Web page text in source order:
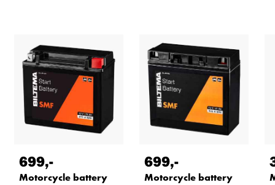
699,-
Motorcycle battery
699,-
Motorcycle battery